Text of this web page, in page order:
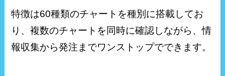
特徴は60種類のチャートを種別に搭載してお
り、複数のチャートを同時に確認しながら、情
報収集から発注までワンストップでできます。